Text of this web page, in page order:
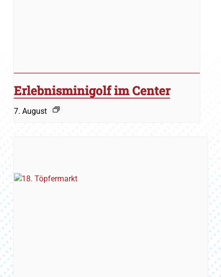
Erlebnisminigolf im Center
7. August